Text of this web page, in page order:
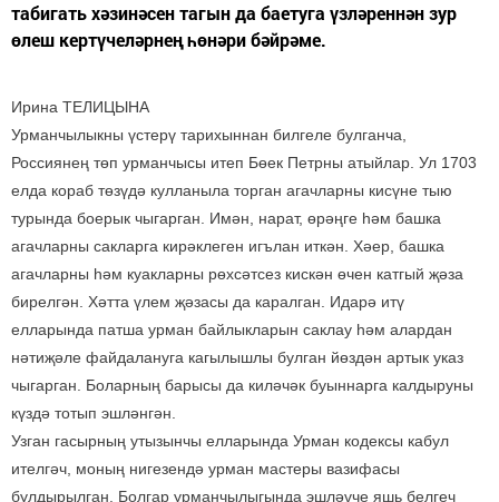
табигать хәзинәсен тагын да баетуга үзләреннән зур
өлеш кертүчеләрнең һөнәри бәйрәме.
Ирина ТЕЛИЦЫНА
Урманчылыкны үстерү тарихыннан билгеле булганча,
Россиянең төп урманчысы итеп Бөек Петрны атыйлар. Ул 1703
елда кораб төзүдә кулланыла торган агачларны кисүне тыю
турында боерык чыгарган. Имән, нарат, өрәңге һәм башка
агачларны сакларга кирәклеген игълан иткән. Хәер, башка
агачларны һәм куакларны рөхсәтсез кискән өчен катгый җәза
бирелгән. Хәтта үлем җәзасы да каралган. Идарә итү
елларында патша урман байлыкларын саклау һәм алардан
нәтиҗәле файдалануга кагылышлы булган йөздән артык указ
чыгарган. Боларның барысы да киләчәк буыннарга калдыруны
күздә тотып эшләнгән.
Узган гасырның утызынчы елларында Урман кодексы кабул
ителгәч, моның нигезендә урман мастеры вазифасы
булдырылган. Болгар урманчылыгында эшләүче яшь белгеч